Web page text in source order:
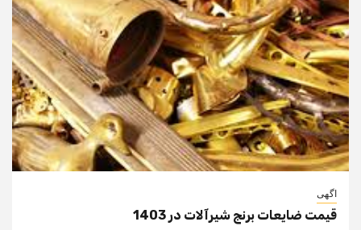
اگهی
قیمت ضایعات برنج شیرآلات در 1403